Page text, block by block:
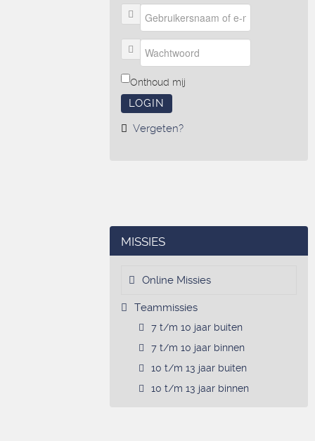
Onthoud mij
LOGIN
Vergeten?
MISSIES
Online Missies
Teammissies
7 t/m 10 jaar buiten
7 t/m 10 jaar binnen
10 t/m 13 jaar buiten
10 t/m 13 jaar binnen